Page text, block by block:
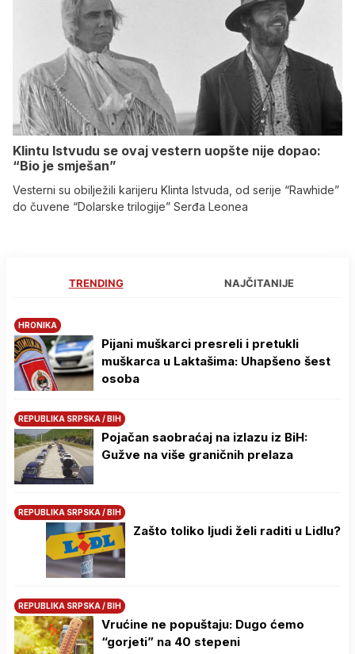
Klintu Istvudu se ovaj vestern uopšte nije dopao:
“Bio je smješan”
Vesterni su obilježili karijeru Klinta Istvuda, od serije “Rawhide”
do čuvene “Dolarske trilogije” Serđa Leonea
TRENDING NAJČITANIJE
HRONIKA
Pijani muškarci presreli i pretukli
muškarca u Laktašima: Uhapšeno šest
osoba
REPUBLIKA SRPSKA / BIH
Pojačan saobraćaj na izlazu iz BiH:
Gužve na više graničnih prelaza
REPUBLIKA SRPSKA / BIH
Zašto toliko ljudi želi raditi u Lidlu?
REPUBLIKA SRPSKA / BIH
Vrućine ne popuštaju: Dugo ćemo
“gorjeti” na 40 stepeni